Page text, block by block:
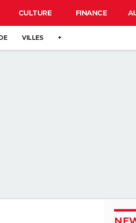
CULTURE FINANCE
VILLES +